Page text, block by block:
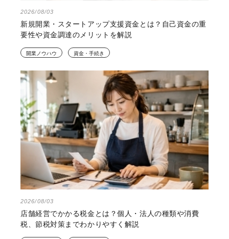
2026/08/03
新規開業・スタートアップ支援資金とは？自己資金の重
要性や資金調達のメリットを解説
開業ノウハウ 資金・手続き
2026/08/03
店舗経営でかかる税金とは？個人・法人の種類や消費
税、節税対策までわかりやすく解説